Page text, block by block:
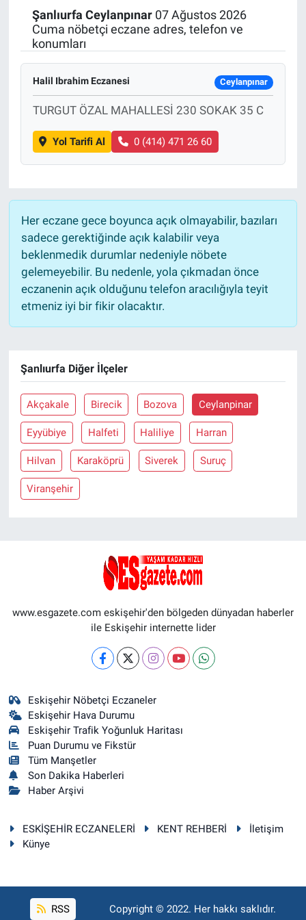
Şanlıurfa Ceylanpınar07 Ağustos 2026
Cuma nöbetçi eczane adres, telefon ve
konumları
Halil Ibrahim Eczanesi Ceylanpınar
TURGUT ÖZAL MAHALLESİ 230 SOKAK 35 C
Yol Tarifi Al 0 (414) 471 26 60
Her eczane gece boyunca açık olmayabilir, bazıları
sadece gerektiğinde açık kalabilir veya
beklenmedik durumlar nedeniyle nöbete
gelemeyebilir. Bu nedenle, yola çıkmadan önce
eczanenin açık olduğunu telefon aracılığıyla teyit
etmeniz iyi bir fikir olacaktır.
Şanlıurfa Diğer İlçeler
Akçakale Birecik Bozova Ceylanpinar
Eyyübiye Halfeti Haliliye Harran
Hilvan Karaköprü Siverek Suruç
Viranşehir
www.esgazete.com eskişehir'den bölgeden dünyadan haberler
ile Eskişehir internette lider
Eskişehir Nöbetçi Eczaneler
Eskişehir Hava Durumu
Eskişehir Trafik Yoğunluk Haritası
Puan Durumu ve Fikstür
Tüm Manşetler
Son Dakika Haberleri
Haber Arşivi
ESKİŞEHİR ECZANELERİ KENT REHBERİ
İletişim
Künye
RSS Copyright © 2022. Her hakkı saklıdır.
Politika
Bilecik
Kütahya
Gezi
Genel
Çevre
Yerel
Magazin
Bilim ve Teknoloji